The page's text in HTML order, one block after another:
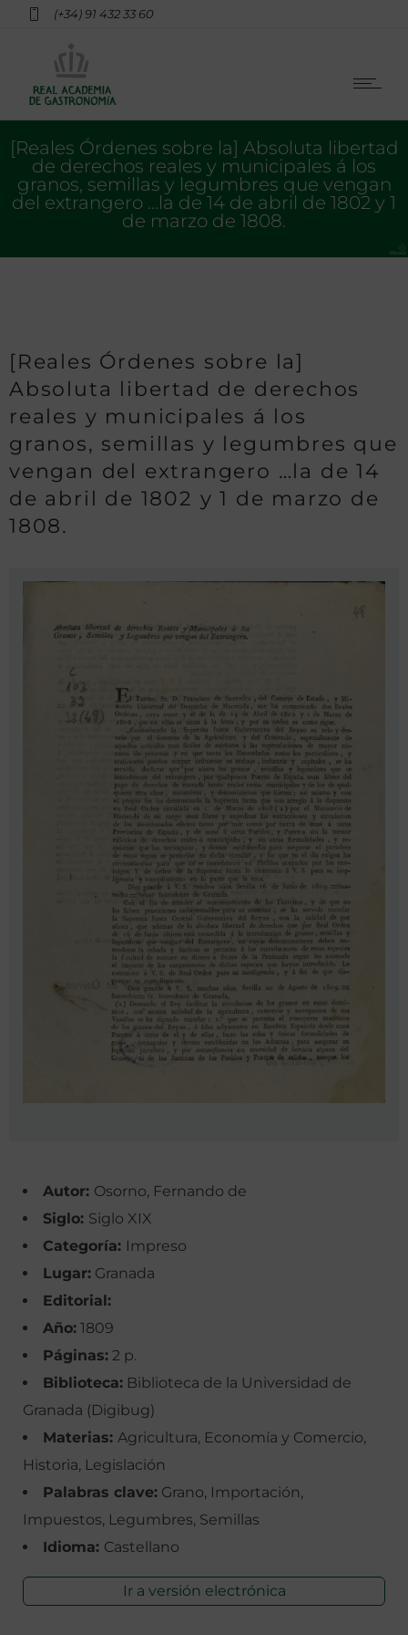
(+34) 91 432 33 60
[Reales Órdenes sobre la] Absoluta libertad
de derechos reales y municipales á los
granos, semillas y legumbres que vengan
del extrangero …la de 14 de abril de 1802 y 1
de marzo de 1808.
[Reales Órdenes sobre la]
Absoluta libertad de derechos
reales y municipales á los
granos, semillas y legumbres que
vengan del extrangero …la de 14
de abril de 1802 y 1 de marzo de
1808.
Autor: Osorno, Fernando de
Siglo: Siglo XIX
Categoría: Impreso
Lugar: Granada
Editorial:
Año: 1809
Páginas: 2 p.
Biblioteca: Biblioteca de la Universidad de
Granada (Digibug)
Materias: Agricultura, Economía y Comercio,
Historia, Legislación
Palabras clave: Grano, Importación,
Impuestos, Legumbres, Semillas
Idioma: Castellano
Ir a versión electrónica